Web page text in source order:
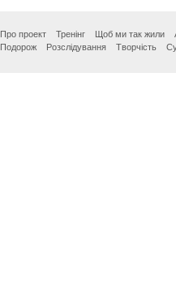
Про проект Тренінг Щоб ми так жили
Подорож
Розслідування Творчість